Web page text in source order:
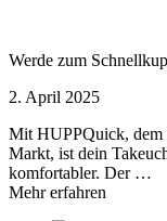
Werde zum
2. April 2025
Mit HUPPQuick, dem
Markt, ist dein
komfortabler. Der …
Mehr erfahren